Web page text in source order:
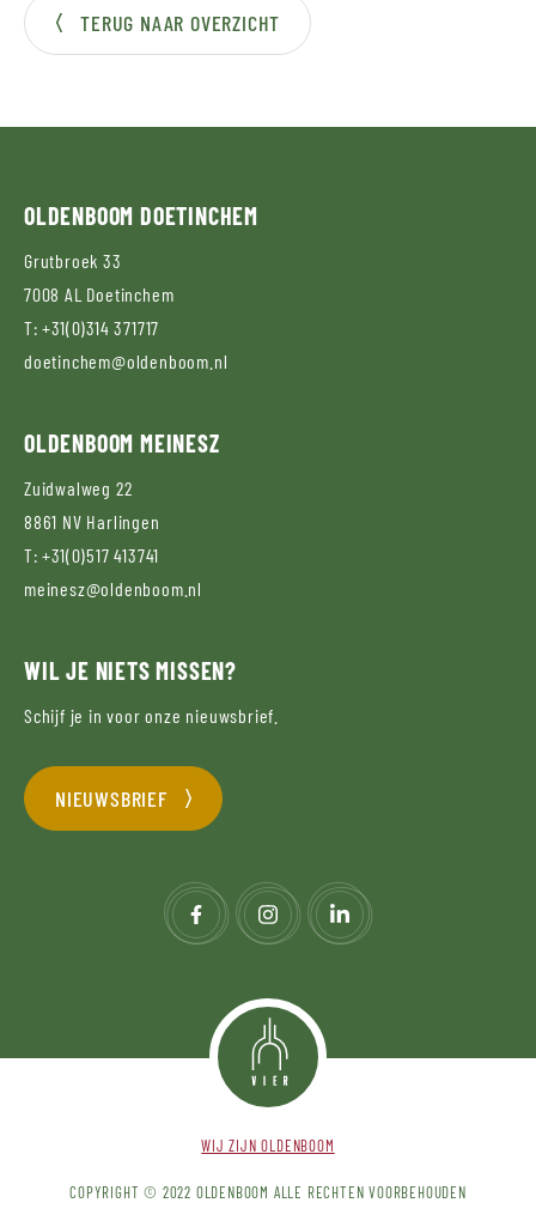
TERUG NAAR OVERZICHT
OLDENBOOMDOETINCHEM
Grutbroek 33
7008 AL Doetinchem
T: +31(0)314 371717
doetinchem@oldenboom.nl
OLDENBOOMMEINESZ
Zuidwalweg 22
8861 NV Harlingen
T: +31(0)517 413741
meinesz@oldenboom.nl
WIL JE NIETS MISSEN?
Schijf je in voor onze nieuwsbrief.
NIEUWSBRIEF
WIJ ZIJN OLDENBOOM
COPYRIGHT © 2022 OLDENBOOM ALLE RECHTEN VOORBEHOUDEN